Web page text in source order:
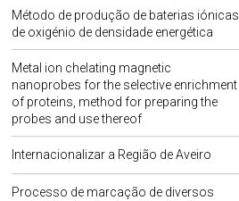
Método de produção de baterias iónicas
de oxigénio de densidade energética
Metal ion chelating magnetic
nanoprobes for the selective enrichment
of proteins, method for preparing the
probes and use thereof
Internacionalizar a Região de Aveiro
Processo de marcação de diversos